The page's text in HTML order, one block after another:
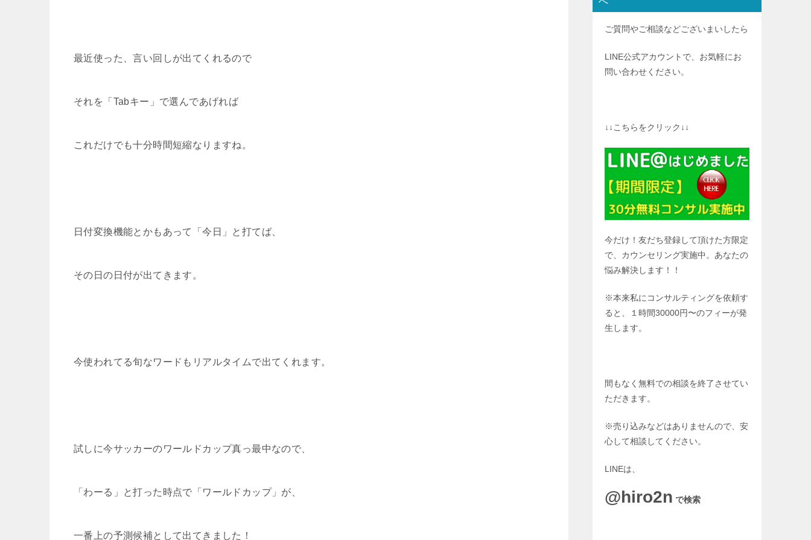
最近使った、言い回しが出てくれるので
それを「Tabキー」で選んであげれば
これだけでも十分時間短縮なりますね。
日付変換機能とかもあって「今日」と打てば、
その日の日付が出てきます。
今使われてる旬なワードもリアルタイムで出てくれます。
試しに今サッカーのワールドカップ真っ最中なので、
「わーる」と打った時点で「ワールドカップ」 が、
一番上の予測候補として出てきました！
ご質問やご相談などございまいしたら
LINE公式アカウントで、お気軽にお
問い合わせください。
↓↓こちらをクリック↓↓
今だけ！友だち登録して頂けた方限定
で、カウンセリング実施中。あなたの
悩み解決します！！
※本来私にコンサルティングを依頼す
ると、１時間30000円〜のフィーが発
生します。
間もなく無料での相談を終了させてい
ただきます。
※売り込みなどはありませんので、安
心して相談してください。
LINEは、
@hiro2n で検索